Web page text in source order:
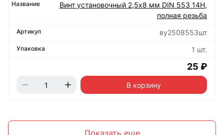
Винт установочный 2,5х8 мм DIN 553 14Н,
полная резьба
ву2508553шт
1 шт.
25 ₽
В корзину